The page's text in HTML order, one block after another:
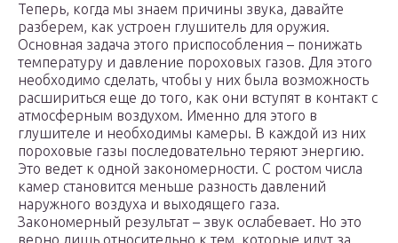
Теперь, когда мы знаем причины звука, давайте
разберем, как устроен глушитель для оружия.
Основная задача этого приспособления – понижать
температуру и давление пороховых газов. Для этого
необходимо сделать, чтобы у них была возможность
расшириться еще до того, как они вступят в контакт с
атмосферным воздухом. Именно для этого в
глушителе и необходимы камеры. В каждой из них
пороховые газы последовательно теряют энергию.
Это ведет к одной закономерности. С ростом числа
камер становится меньше разность давлений
наружного воздуха и выходящего газа.
Закономерный результат – звук ослабевает. Но это
верно лишь относительно к тем, которые идут за